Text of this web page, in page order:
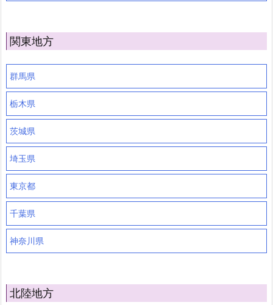
関東地方
群馬県
栃木県
茨城県
埼玉県
東京都
千葉県
神奈川県
北陸地方